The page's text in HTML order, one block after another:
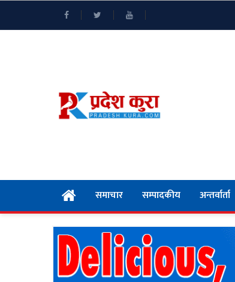
समाचार सम्पादकीय अन्तर्वार्ता